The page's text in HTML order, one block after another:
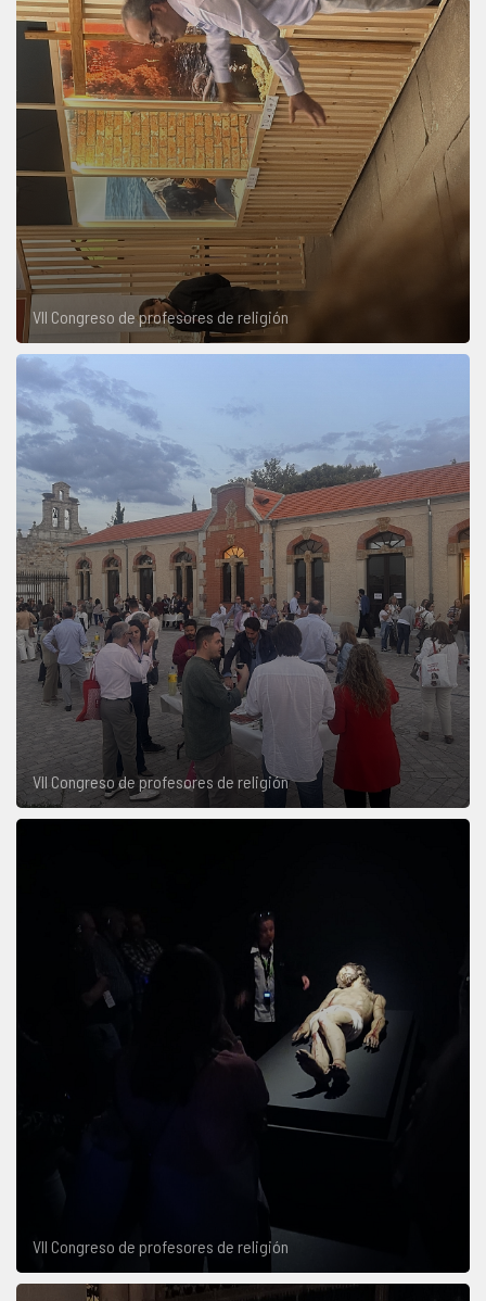
VII Congreso de profesores de religión
VII Congreso de profesores de religión
VII Congreso de profesores de religión